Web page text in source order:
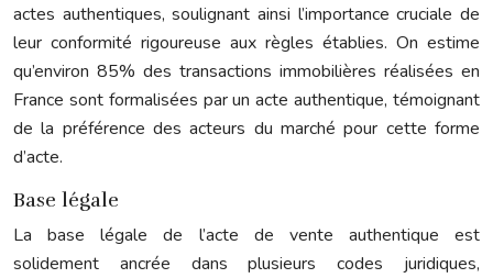
actes authentiques, soulignant ainsi l’importance cruciale de
leur conformité rigoureuse aux règles établies. On estime
qu’environ 85% des transactions immobilières réalisées en
France sont formalisées par un acte authentique, témoignant
de la préférence des acteurs du marché pour cette forme
d’acte.
Base légale
La base légale de l’acte de vente authentique est
solidement ancrée dans plusieurs codes juridiques,